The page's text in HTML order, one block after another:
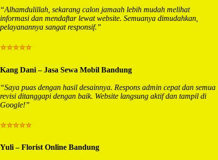
“Alhamdulillah, sekarang calon jamaah lebih mudah melihat
informasi dan mendaftar lewat website. Semuanya dimudahkan,
pelayanannya sangat responsif.”
⭐⭐⭐⭐⭐
Kang Dani – Jasa Sewa Mobil Bandung
“Saya puas dengan hasil desainnya. Respons admin cepat dan semua
revisi ditanggapi dengan baik. Website langsung aktif dan tampil di
Google!”
⭐⭐⭐⭐⭐
Yuli – Florist Online Bandung